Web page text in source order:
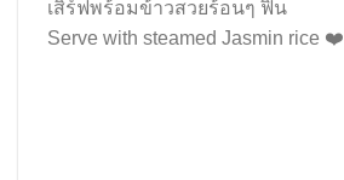
เสิร์ฟพร้อมข้าวสวยร้อนๆ ฟิน
Serve with steamed Jasmin rice ❤️